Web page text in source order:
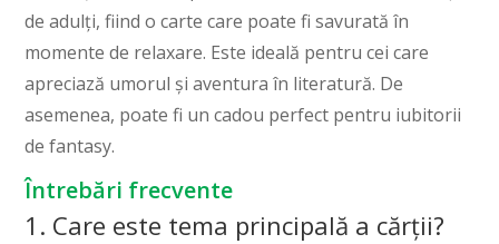
de adulți, fiind o carte care poate fi savurată în
momente de relaxare. Este ideală pentru cei care
apreciază umorul și aventura în literatură. De
asemenea, poate fi un cadou perfect pentru iubitorii
de fantasy.
Întrebări frecvente
1. Care este tema principală a cărții?